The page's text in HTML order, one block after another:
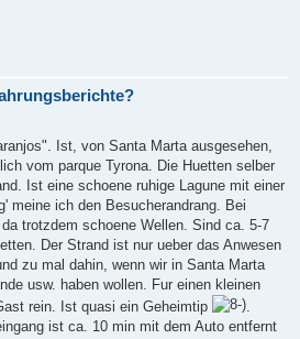
Ist, von Santa Marta ausgesehen,
vom parque Tyrona. Die Huetten selber
Ist eine schoene ruhige Lagune mit einer
meine ich den Besucherandrang. Bei
trotzdem schoene Wellen. Sind ca. 5-7
Der Strand ist nur ueber das Anwesen
zu mal dahin, wenn wir in Santa Marta
usw. haben wollen. Fur einen kleinen
rein. Ist quasi ein Geheimtip
ist ca. 10 min mit dem Auto entfernt